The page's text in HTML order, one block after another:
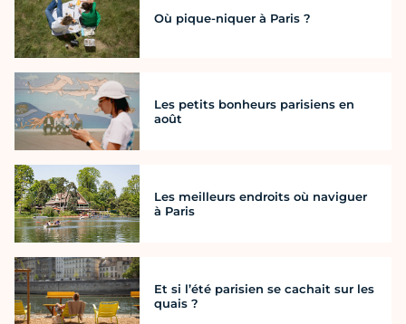
Où pique-niquer à Paris ?
Les petits bonheurs parisiens en
août
Les meilleurs endroits où naviguer
à Paris
Et si l’été parisien se cachait sur les
quais ?